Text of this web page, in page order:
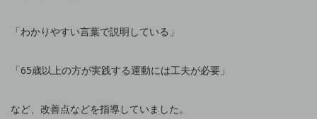
「わかりやすい言葉で説明している」
「65歳以上の方が実践する運動には工夫が必要」
など、改善点などを指導していました。